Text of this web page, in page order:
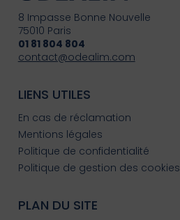
8 Impasse Bonne Nouvelle
75010 Paris
01 81 804 804
contact@odealim.com
LIENS UTILES
En cas de réclamation
Mentions légales
Politique de confidentialité
Politique de gestion des cookies
PLAN DU SITE